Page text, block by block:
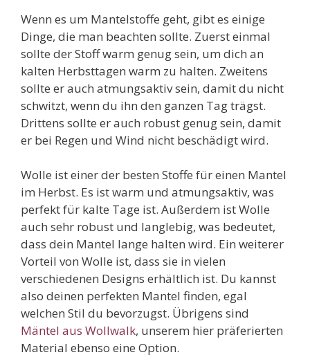
Wenn es um Mantelstoffe geht, gibt es einige
Dinge, die man beachten sollte. Zuerst einmal
sollte der Stoff warm genug sein, um dich an
kalten Herbsttagen warm zu halten. Zweitens
sollte er auch atmungsaktiv sein, damit du nicht
schwitzt, wenn du ihn den ganzen Tag trägst.
Drittens sollte er auch robust genug sein, damit
er bei Regen und Wind nicht beschädigt wird.
Wolle ist einer der besten Stoffe für einen Mantel
im Herbst. Es ist warm und atmungsaktiv, was
perfekt für kalte Tage ist. Außerdem ist Wolle
auch sehr robust und langlebig, was bedeutet,
dass dein Mantel lange halten wird. Ein weiterer
Vorteil von Wolle ist, dass sie in vielen
verschiedenen Designs erhältlich ist. Du kannst
also deinen perfekten Mantel finden, egal
welchen Stil du bevorzugst. Übrigens sind
Mäntel aus Wollwalk, unserem hier präferierten
Material ebenso eine Option.